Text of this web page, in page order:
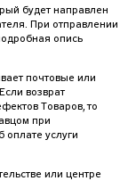
будет направлен
При отправлении
опись
почтовые или
возврат
Товаров, то
при
оплате услуги
или центре